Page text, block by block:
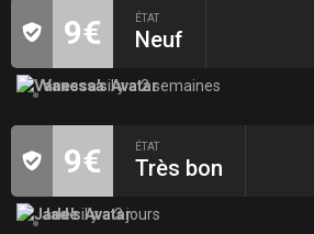
9€ ÉTAT
Neuf
Vanessail y a 2 semaines
9€ ÉTAT
Très bon
Jadeil y a 3 jours